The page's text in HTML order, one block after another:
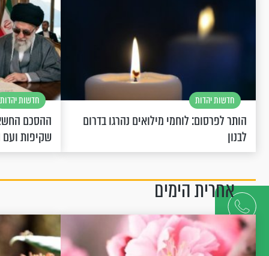
דברו
איתנו
חדשות יהדות
הותר לפרסום: לוחמי מילואים נהרגו בדרום
לבנון
חדשות יהדות
ההסכם
שקיפות
אחרית הימים